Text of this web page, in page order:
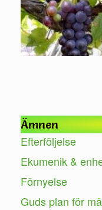
Ämnen
Efterföljelse
Ekumenik &
Förnyelse
Guds plan för